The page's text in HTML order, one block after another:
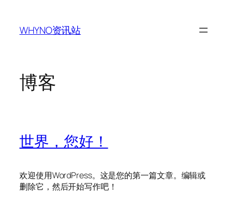
WHYNO资讯站
博客
世界，您好！
欢迎使用WordPress。这是您的第一篇文章。编辑或
删除它，然后开始写作吧！